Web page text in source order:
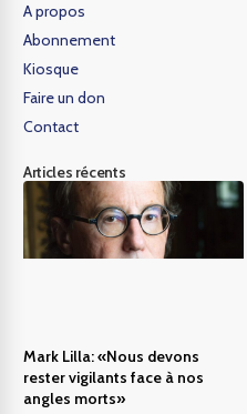
A propos
Abonnement
Kiosque
Faire un don
Contact
Articles récents
Mark Lilla: «Nous devons
rester vigilants face à nos
angles morts»